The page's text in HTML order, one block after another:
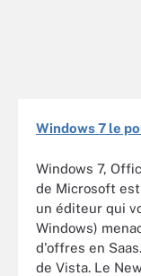
Windows 7 le
Windows 7,
de Microsoft
un éditeur qui
Windows)
d'offres en
de Vista. Le